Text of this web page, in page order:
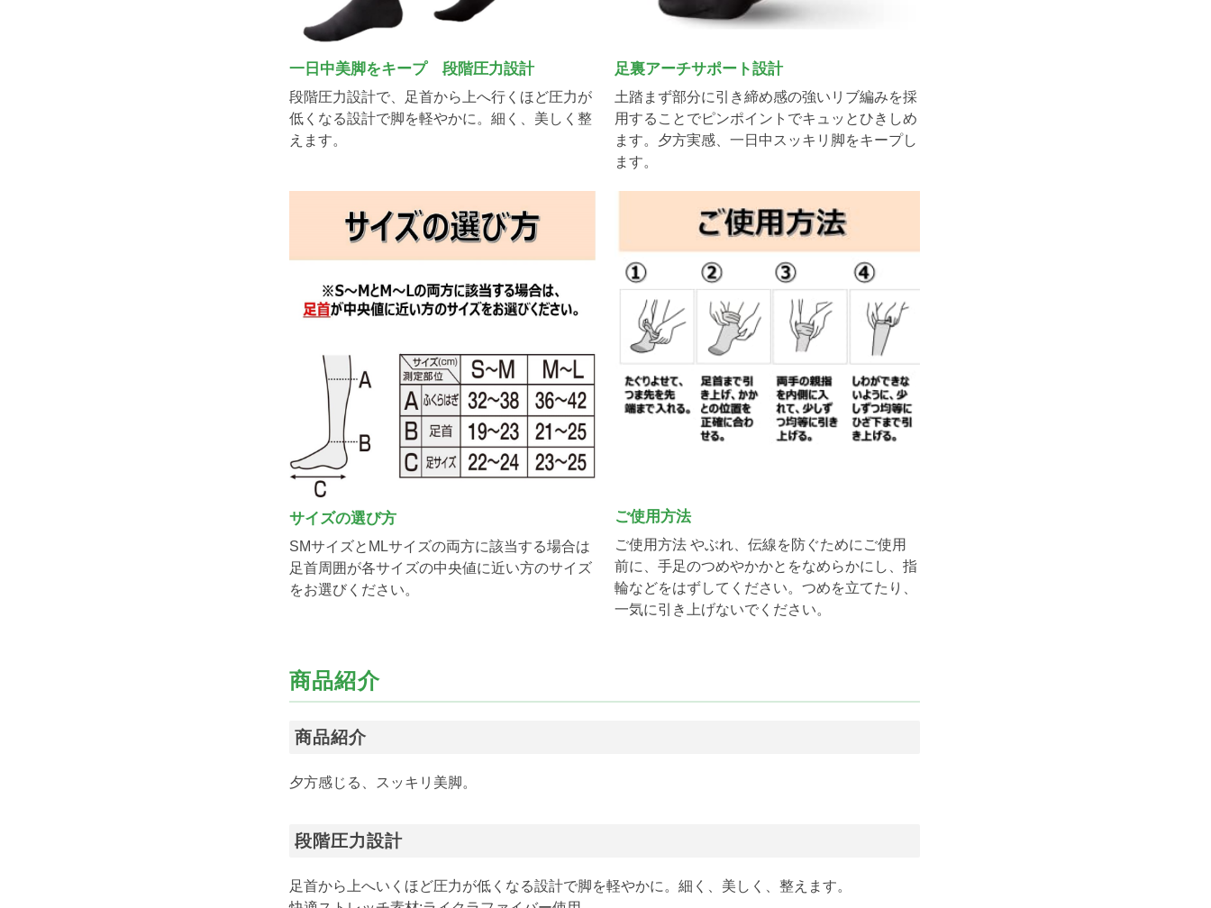
一日中美脚をキープ 段階圧力設計
段階圧力設計で、足首から上へ行くほど圧力が
低くなる設計で脚を軽やかに。細く、美しく整
えます。
足裏アーチサポート設計
土踏まず部分に引き締め感の強いリブ編みを採
用することでピンポイントでキュッとひきしめ
ます。夕方実感、一日中スッキリ脚をキープし
ます。
サイズの選び方
SMサイズとMLサイズの両方に該当する場合は
足首周囲が各サイズの中央値に近い方のサイズ
をお選びください。
ご使用方法
ご使用方法 やぶれ、伝線を防ぐためにご使用
前に、手足のつめやかかとをなめらかにし、指
輪などをはずしてください。つめを立てたり、
一気に引き上げないでください。
商品紹介
商品紹介
夕方感じる、スッキリ美脚。
段階圧力設計
足首から上へいくほど圧力が低くなる設計で脚を軽やかに。細く、美しく、整えます。